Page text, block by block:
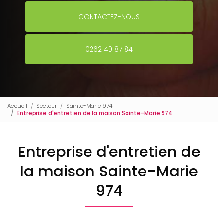
CONTACTEZ-NOUS
0262 40 87 84
Accueil Secteur
Sainte-Marie 974
Entreprise d'entretien de la maison Sainte-Marie 974
Entreprise d'entretien de
la maison Sainte-Marie
974